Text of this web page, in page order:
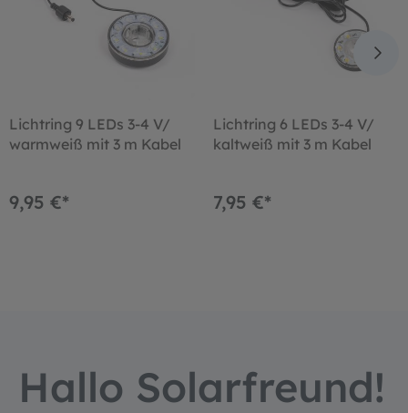
Lichtring 9 LEDs 3-4 V/
warmweiß mit 3 m Kabel
9,95 €*
Lichtring 6 LEDs 3-4 V/
kaltweiß mit 3 m Kabel
7,95 €*
Hallo Solarfreund!